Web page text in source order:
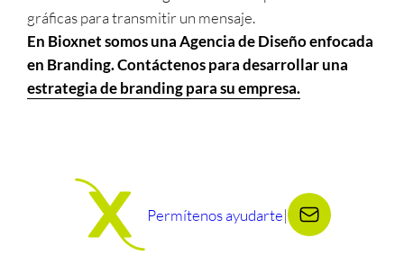
gráficas para transmitir un mensaje.
En Bioxnet somos una Agencia de Diseño enfocada
en Branding. Contáctenos para desarrollar una
estrategia de branding para su empresa.
Permítenos ayudarte|